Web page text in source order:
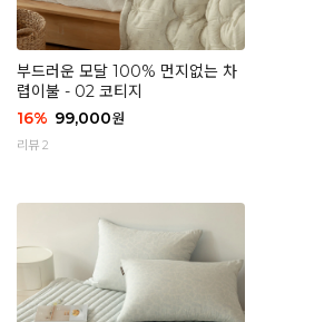
부드러운 모달 100% 먼지없는 차
렵이불 - 02 코티지
16% 99,000원
리뷰 2